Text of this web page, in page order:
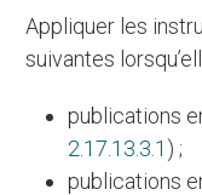
Appliquer les instructions supplémentaires
suivantes
publications
2.17.13.3.1) ;
publications